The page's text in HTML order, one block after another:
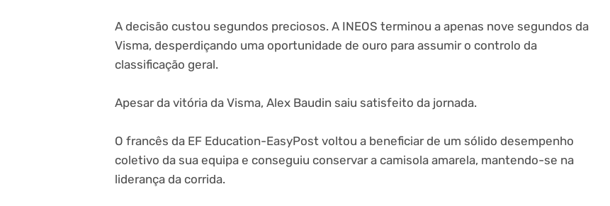
A decisão custou segundos preciosos. A INEOS terminou a apenas nove segundos da
Visma, desperdiçando uma oportunidade de ouro para assumir o controlo da
classificação geral.
Apesar da vitória da Visma, Alex Baudin saiu satisfeito da jornada.
O francês da EF Education-EasyPost voltou a beneficiar de um sólido desempenho
coletivo da sua equipa e conseguiu conservar a camisola amarela, mantendo-se na
liderança da corrida.